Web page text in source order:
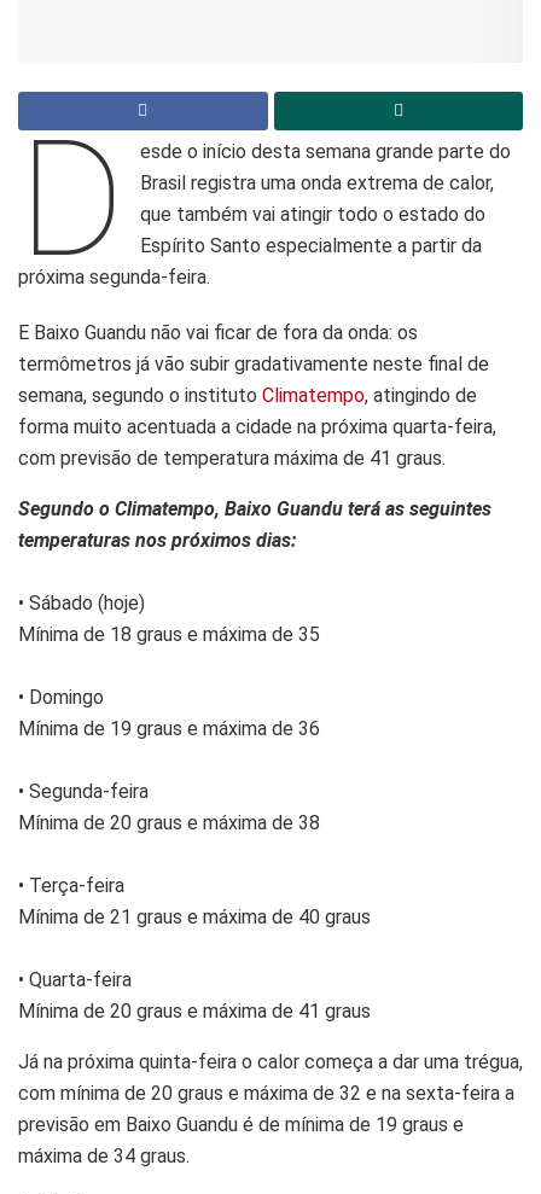
D
esde o início desta semana grande parte do
Brasil registra uma onda extrema de calor,
que também vai atingir todo o estado do
Espírito Santo especialmente a partir da
próxima segunda-feira.
E Baixo Guandu não vai ficar de fora da onda: os
termômetros já vão subir gradativamente neste final de
semana, segundo o instituto Climatempo, atingindo de
forma muito acentuada a cidade na próxima quarta-feira,
com previsão de temperatura máxima de 41 graus.
Segundo o Climatempo, Baixo Guandu terá as seguintes
temperaturas nos próximos dias:
• Sábado (hoje)
Mínima de 18 graus e máxima de 35
• Domingo
Mínima de 19 graus e máxima de 36
• Segunda-feira
Mínima de 20 graus e máxima de 38
• Terça-feira
Mínima de 21 graus e máxima de 40 graus
• Quarta-feira
Mínima de 20 graus e máxima de 41 graus
Já na próxima quinta-feira o calor começa a dar uma trégua,
com mínima de 20 graus e máxima de 32 e na sexta-feira a
previsão em Baixo Guandu é de mínima de 19 graus e
máxima de 34 graus.